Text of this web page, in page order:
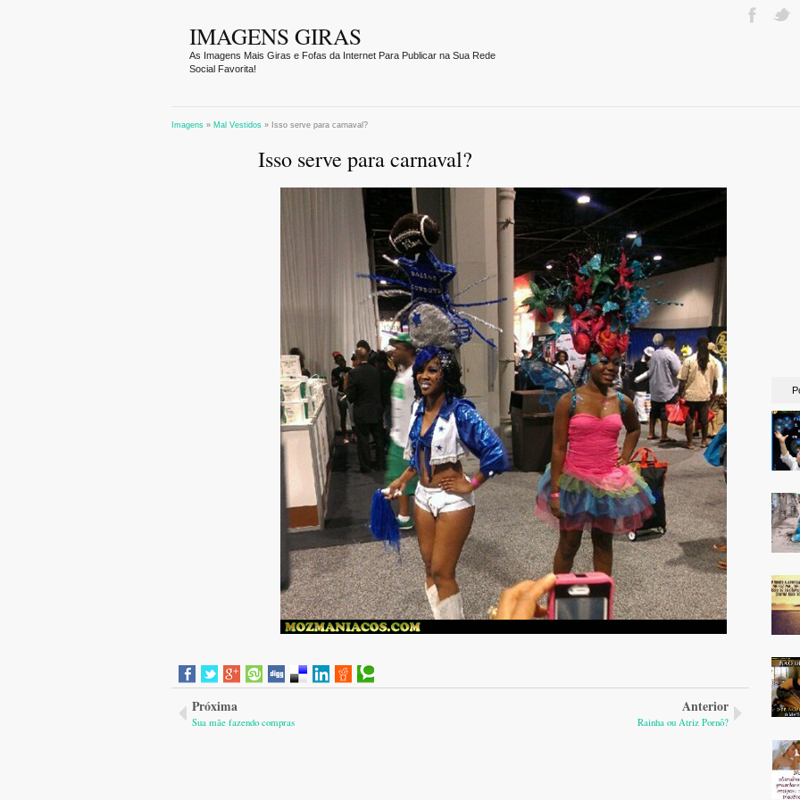
IMAGENS GIRAS
As Imagens Mais Giras e Fofas da Internet Para Publicar na Sua Rede
Social Favorita!
Imagens » Mal Vestidos » Isso serve para carnaval?
Isso serve para carnaval?
Próxima
Sua mãe fazendo compras
Anterior
Rainha ou Atriz Pornô?